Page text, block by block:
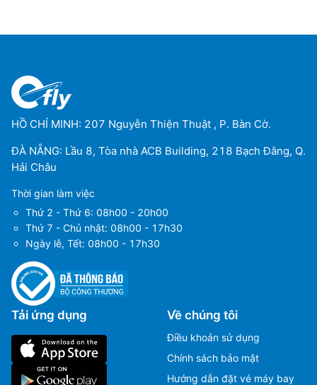
HỒ CHÍ MINH: 207 Nguyễn Thiện Thuật , P. Bàn Cờ.
ĐÀ NẴNG: Lầu 8, Tòa nhà ACB Building, 218 Bạch Đằng, Q.
Hải Châu
Thời gian làm việc
Thứ 2 - Thứ 6: 08h00 - 20h00
Thứ 7 - Chủ nhật: 08h00 - 17h30
Ngày lễ, Tết: 08h00 - 17h30
Tải ứng dụng Về chúng tôi
Điều khoản sử dụng
Chính sách bảo mật
Hướng dẫn đặt vé máy bay